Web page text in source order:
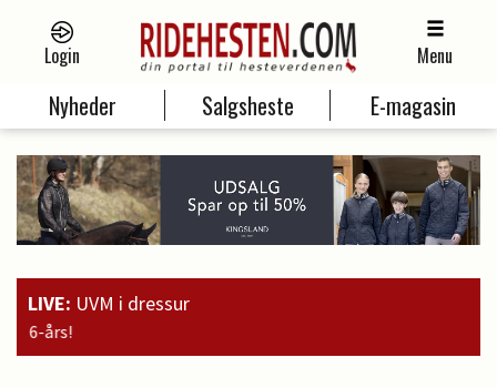
Login Menu
Nyheder Salgsheste E-magasin
LIVE: UVM i dressur